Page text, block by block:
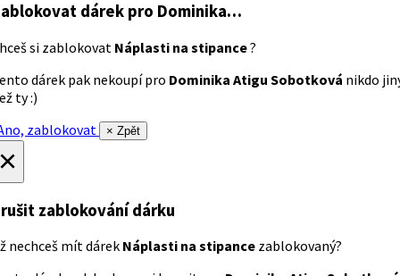
dárek pro Dominika…
si zablokovat Náplasti na stipance?
dárek pak nekoupí pro Dominika Atigu Sobotková nikdo
ty :)
zablokovat
× Zpět
zablokování dárku
nechceš mít dárek Náplasti na stipance zablokovaný?